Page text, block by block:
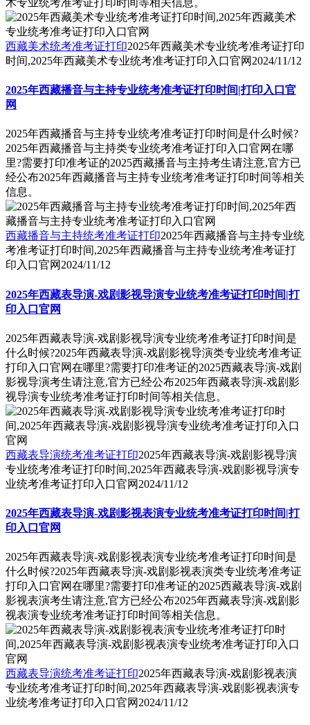
西藏美术统考准考证打印2025年西藏美术专业统考准考证打印
时间,2025年西藏美术专业统考准考证打印入口官网 2024/11/12
2025年西藏播音与主持专业统考准考证打印时间|打印入口官
网
2025年西藏播音与主持专业统考准考证打印时间是什么时候?
2025年西藏播音与主持类专业统考准考证打印入口官网在哪
里?需要打印准考证的2025西藏播音与主持考生请注意,官方已
经公布2025年西藏播音与主持专业统考准考证打印时间等相关
信息。
西藏播音与主持统考准考证打印2025年西藏播音与主持专业统
考准考证打印时间,2025年西藏播音与主持专业统考准考证打
印入口官网 2024/11/12
2025年西藏表导演-戏剧影视导演专业统考准考证打印时间|打
印入口官网
2025年西藏表导演-戏剧影视导演专业统考准考证打印时间是
什么时候?2025年西藏表导演-戏剧影视导演类专业统考准考证
打印入口官网在哪里?需要打印准考证的2025西藏表导演-戏剧
影视导演考生请注意,官方已经公布2025年西藏表导演-戏剧影
视导演专业统考准考证打印时间等相关信息。
西藏表导演统考准考证打印2025年西藏表导演-戏剧影视导演
专业统考准考证打印时间,2025年西藏表导演-戏剧影视导演专
业统考准考证打印入口官网 2024/11/12
2025年西藏表导演-戏剧影视表演专业统考准考证打印时间|打
印入口官网
2025年西藏表导演-戏剧影视表演专业统考准考证打印时间是
什么时候?2025年西藏表导演-戏剧影视表演类专业统考准考证
打印入口官网在哪里?需要打印准考证的2025西藏表导演-戏剧
影视表演考生请注意,官方已经公布2025年西藏表导演-戏剧影
视表演专业统考准考证打印时间等相关信息。
西藏表导演统考准考证打印2025年西藏表导演-戏剧影视表演
专业统考准考证打印时间,2025年西藏表导演-戏剧影视表演专
业统考准考证打印入口官网2024/11/12